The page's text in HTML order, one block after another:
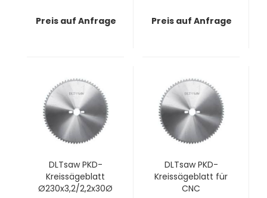
in faserigen oder
zähen Materialien
Preis auf Anfrage
Vorritzaggregat
Preis auf Anfrage
DLTsaw PKD-
Kreissägeblatt
Ø230x3,2/2,2x30Ø
DLTsaw PKD-
Kreissägeblatt für
CNC